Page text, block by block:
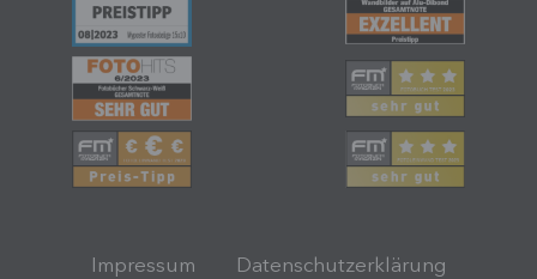
Impressum Datenschutzerklärung